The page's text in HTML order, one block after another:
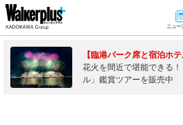
ニュー
【臨港パーク席と宿泊ホテ
花火を間近で堪能できる
ル」鑑賞ツアーを販売中